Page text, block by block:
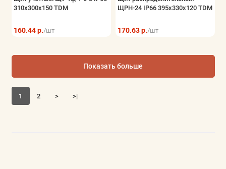
310х300х150 TDM
160.44 р./шт
ЩРН-24 IP66 395х330х120 TDM
170.63 р./шт
1 2 > >|
Показать больше